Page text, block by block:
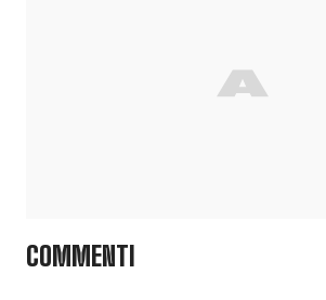
COMMENTI